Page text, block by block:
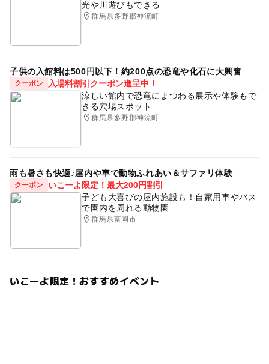
光や川遊びもできる
群馬県多野郡神流町
子供の入館料は500円以下！約200点の恐竜や化石に大興奮
クーポン
入場料割引クーポン進呈中！
涼しい館内で恐竜にまつわる展示や体験もで
きる穴場スポット
群馬県多野郡神流町
雨も暑さも快適♪屋内や車で動物ふれあい＆サファリ体験
クーポン
いこーよ限定！最大200円割引
子ども大喜びの屋内施設も！自家用車やバス
で園内を周れる動物園
群馬県富岡市
いこーよ限定！おすすめイベント